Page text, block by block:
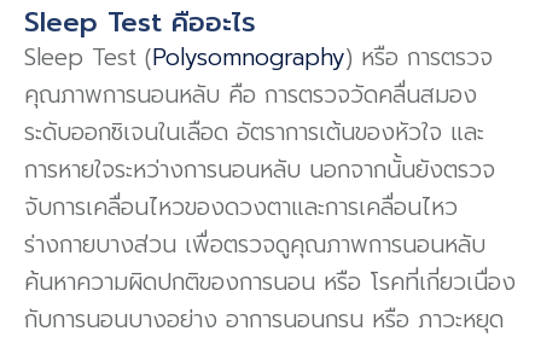
Sleep Test คืออะไร
Sleep Test (Polysomnography) หรือ การตรวจ
คุณภาพการนอนหลับ คือ การตรวจวัดคลื่นสมอง
ระดับออกซิเจนในเลือด อัตราการเต้นของหัวใจ และ
การหายใจระหว่างการนอนหลับ นอกจากนั้นยังตรวจ
จับการเคลื่อนไหวของดวงตาและการเคลื่อนไหว
ร่างกายบางส่วน เพื่อตรวจดูคุณภาพการนอนหลับ
ค้นหาความผิดปกติของการนอน หรือ โรคที่เกี่ยวเนื่อง
กับการนอนบางอย่าง อาการนอนกรน หรือ ภาวะหยุด